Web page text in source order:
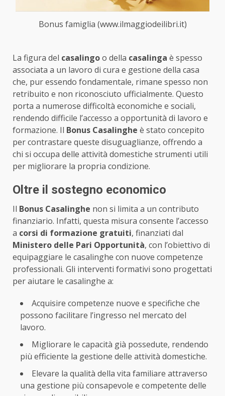
Bonus famiglia (www.ilmaggiodeilibri.it)
La figura del casalingoo della casalinga è spesso
associata a un lavoro di cura e gestione della casa
che, pur essendo fondamentale, rimane spesso non
retribuito e non riconosciuto ufficialmente. Questo
porta a numerose difficoltà economiche e sociali,
rendendo difficile l’accesso a opportunità di lavoro e
formazione. Il Bonus Casalinghe è stato concepito
per contrastare queste disuguaglianze, offrendo a
chi si occupa delle attività domestiche strumenti utili
per migliorare la propria condizione.
Oltre il sostegno economico
Il Bonus Casalinghe non si limita a un contributo
finanziario. Infatti, questa misura consente l’accesso
a corsi di formazione gratuiti, finanziati dal
Ministero delle Pari Opportunità, con l’obiettivo di
equipaggiare le casalinghe con nuove competenze
professionali. Gli interventi formativi sono progettati
per aiutare le casalinghe a:
Acquisire competenze nuove e specifiche che
possono facilitare l’ingresso nel mercato del
lavoro.
Migliorare le capacità già possedute, rendendo
più efficiente la gestione delle attività domestiche.
Elevare la qualità della vita familiare attraverso
una gestione più consapevole e competente delle